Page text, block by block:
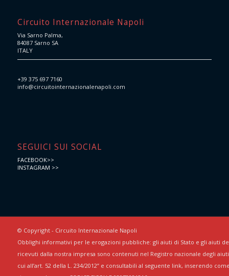
Circuito Internazionale Napoli
Via Sarno Palma,
84087 Sarno SA
ITALY
+39 375 697 7160
info@circuitointernazionalenapoli.com
SEGUICI SUI SOCIAL
FACEBOOK>>
INSTAGRAM >>
© Copyright - Circuito Internazionale Napoli
Obblighi informativi per le erogazioni pubbliche: gli aiuti di Stato e gli aiuti
ricevuti dalla nostra impresa sono contenuti nel Registro nazionale degli
cui all’art. 52 della L. 234/2012” e consultabili al seguente link, inserendo